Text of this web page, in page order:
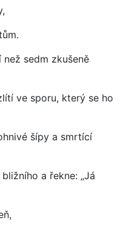
sedm zkušeně
ve sporu, který se ho
šípy a smrtící
a řekne: „Já